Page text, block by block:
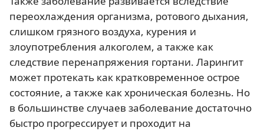
переохлаждения организма, ротового дыхания,
слишком грязного воздуха, курения и
злоупотребления алкоголем, а также как
следствие перенапряжения гортани. Ларингит
может протекать как кратковременное острое
состояние, а также как хроническая болезнь. Но
в большинстве случаев заболевание достаточно
быстро прогрессирует и проходит на